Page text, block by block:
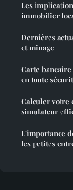
Les
immobilier
Dernières
et minage
Carte bancaire
en toute
Calculer votre
simulateur
L'importance
les petites